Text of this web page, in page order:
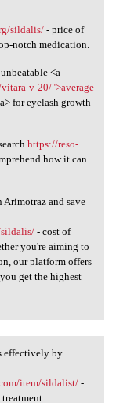
for
sildalis/- price of
notch medication.
<a
v-20/">average
for eyelash growth
https://reso-
how it can
Arimotraz and save
- cost of
you're aiming to
our platform offers
get the highest
effectively by
item/sildalist/-